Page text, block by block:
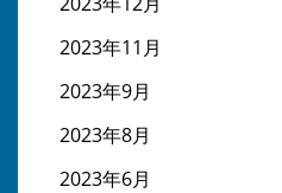
2023年11月
2023年9月
2023年8月
2023年6月